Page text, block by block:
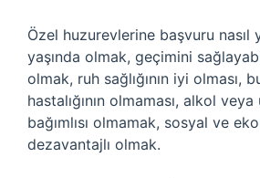
Özel huzurevlerine başvuru nasıl
yaşında olmak, geçimini
olmak, ruh sağlığının iyi olması,
hastalığının olmaması, alkol
bağımlısı olmamak, sosyal ve
dezavantajlı olmak.